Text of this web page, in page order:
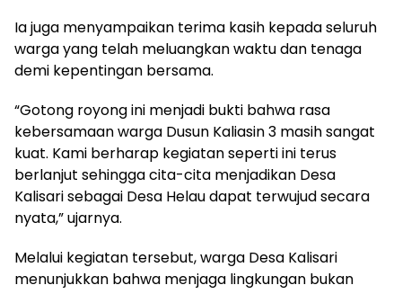
Ia juga menyampaikan terima kasih kepada seluruh
warga yang telah meluangkan waktu dan tenaga
demi kepentingan bersama.
“Gotong royong ini menjadi bukti bahwa rasa
kebersamaan warga Dusun Kaliasin 3 masih sangat
kuat. Kami berharap kegiatan seperti ini terus
berlanjut sehingga cita-cita menjadikan Desa
Kalisari sebagai Desa Helau dapat terwujud secara
nyata,” ujarnya.
Melalui kegiatan tersebut, warga Desa Kalisari
menunjukkan bahwa menjaga lingkungan bukan